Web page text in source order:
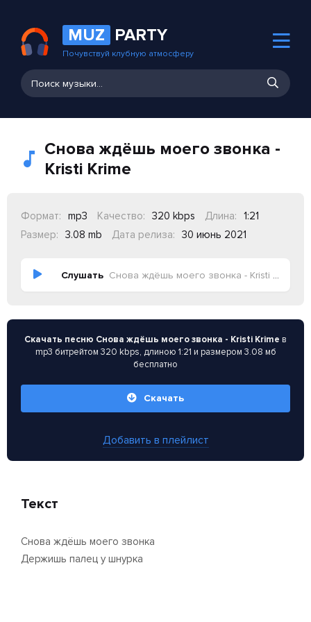
MUZ PARTY
Почувствуй клубную атмосферу
Снова ждёшь моего звонка -
Kristi Krime
Формат: mp3 Качество: 320 kbps Длина:
1:21
Размер:
3.08 mb Дата релиза: 30 июнь 2021
Слушать Снова ждёшь моего звонка - Kristi Krime
Скачать песню Снова ждёшь моего звонка - Kristi Krime в
mp3 битрейтом 320 kbps, длиною 1:21 и размером 3.08 мб
бесплатно
Скачать
Добавить в плейлист
Текст
Снова ждёшь моего звонка
Держишь палец у шнурка